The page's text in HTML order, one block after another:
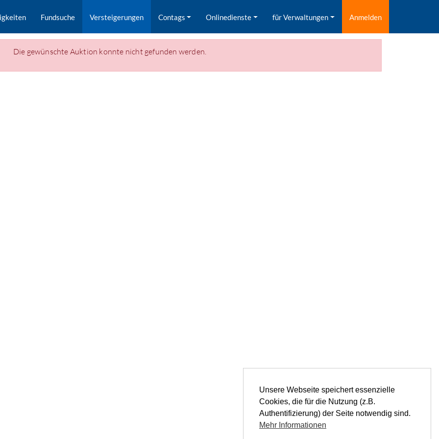
Unsere Webseite speichert essenzielle
Cookies, die für die Nutzung (z.B.
Authentifizierung) der Seite notwendig sind.
Mehr Informationen
Fundsuche Versteigerungen Contags Onlinedienste für Verwaltungen Anmelden
Die gewünschte Auktion konnte nicht gefunden werden.